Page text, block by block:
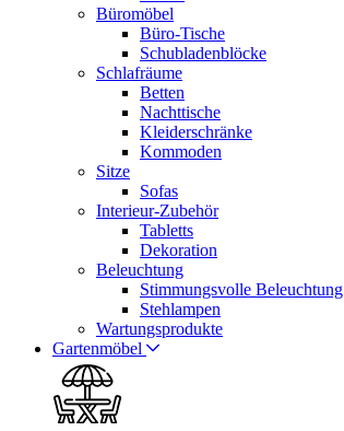
Büromöbel
Büro-Tische
Schubladenblöcke
Schlafräume
Betten
Nachttische
Kleiderschränke
Kommoden
Sitze
Sofas
Interieur-Zubehör
Tabletts
Dekoration
Beleuchtung
Stimmungsvolle Beleuchtung
Stehlampen
Wartungsprodukte
Gartenmöbel